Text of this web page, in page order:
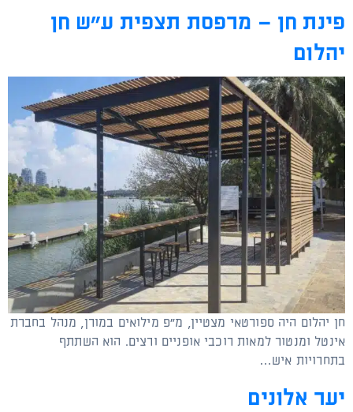
פינת חן – מרפסת תצפית ע"ש חן
יהלום
חן יהלום היה ספורטאי מצטיין, מ"פ מילואים במורן, מנהל בחברת
אינטל ומנטור למאות רוכבי אופניים ורצים. הוא השתתף
בתחרויות איש…
יער אלונים